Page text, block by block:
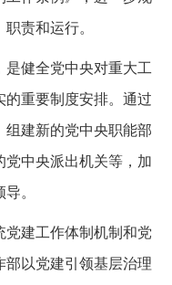
责和运行。
健全党中央对重大工
重要制度安排。通过
建新的党中央职能部
党中央派出机关等，加
。
党建工作体制机制和党
以党建引领基层治理